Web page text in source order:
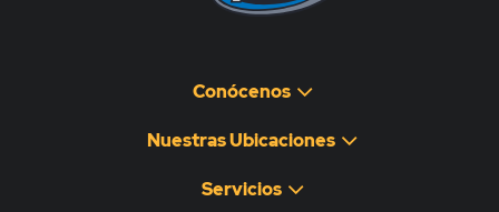
Conócenos
Nuestras Ubicaciones
Servicios